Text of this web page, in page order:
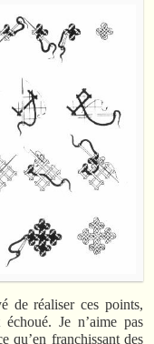
de réaliser ces points,
échoué. Je n’aime pas
qu’en franchissant des